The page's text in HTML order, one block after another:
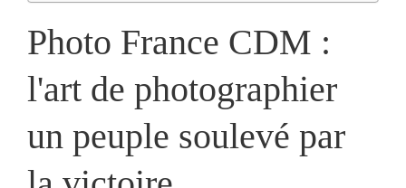
Photo France CDM :
l'art de photographier
un peuple soulevé par